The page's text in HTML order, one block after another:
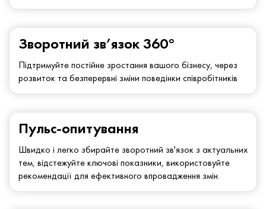
Зворотний зв’язок 360°
Підтримуйте постійне зростання вашого бізнесу, через
розвиток та безперервні зміни поведінки співробітників
Пульс-опитування
Швидко і легко збирайте зворотний зв'язок з актуальних
тем, відстежуйте ключові показники, використовуйте
рекомендації для ефективного впровадження змін.